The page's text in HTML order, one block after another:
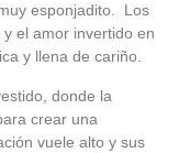
esponjadito. Los
el amor invertido en
y llena de cariño.
donde la
crear una
vuele alto y sus